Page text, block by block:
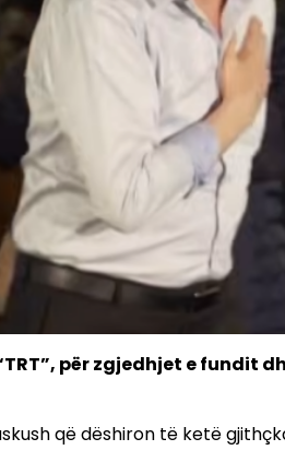
për zgjedhjet e fundit
që dëshiron të ketë